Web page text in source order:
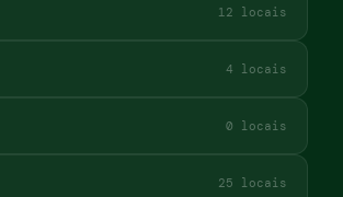
12 locais
4 locais
0 locais
25 locais